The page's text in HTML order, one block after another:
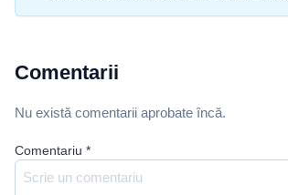
Comentarii
Nu există comentarii aprobate încă.
Comentariu *